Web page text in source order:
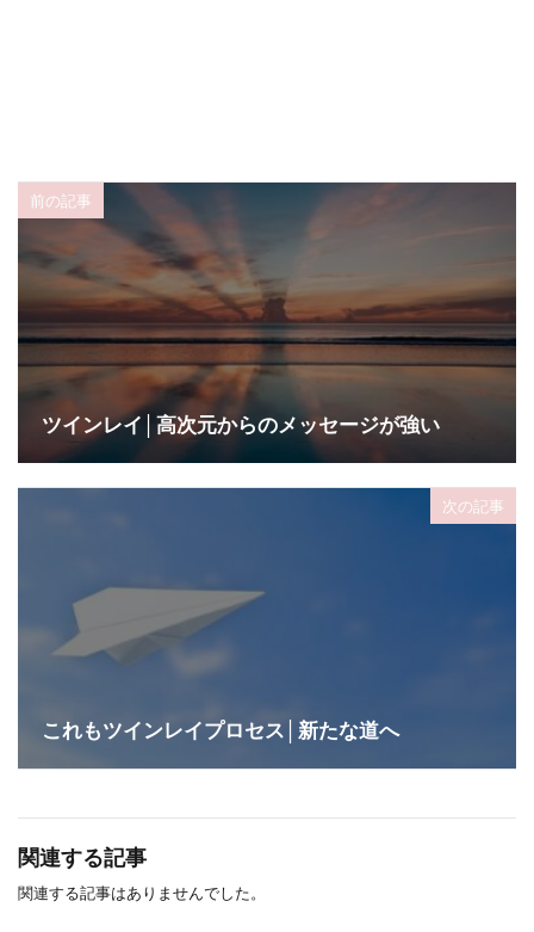
前の記事
ツインレイ│高次元からのメッセージが強い
次の記事
これもツインレイプロセス│新たな道へ
関連する記事
関連する記事はありませんでした。